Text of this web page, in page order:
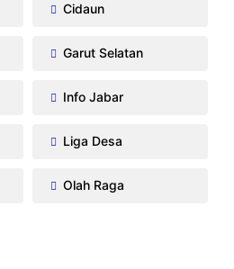
Cidaun
Garut Selatan
Info Jabar
Liga Desa
Olah Raga